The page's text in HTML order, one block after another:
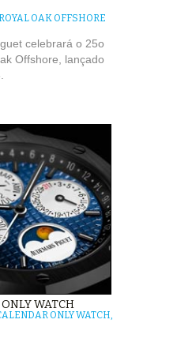
OAK OFFSHORE
celebrará o 25o
Offshore, lançado
WATCH
ONLY WATCH,